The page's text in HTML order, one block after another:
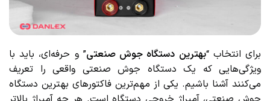
برای انتخاب “بهترین دستگاه جوش صنعتی” و حرفه‌ای، باید با
ویژگی‌هایی که یک دستگاه جوش صنعتی واقعی را تعریف
می‌کنند آشنا باشیم. یکی از مهم‌ترین فاکتورهای بهترین دستگاه